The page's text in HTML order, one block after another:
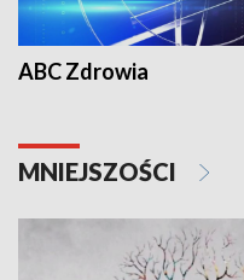
ABC Zdrowia
MNIEJSZOŚCI